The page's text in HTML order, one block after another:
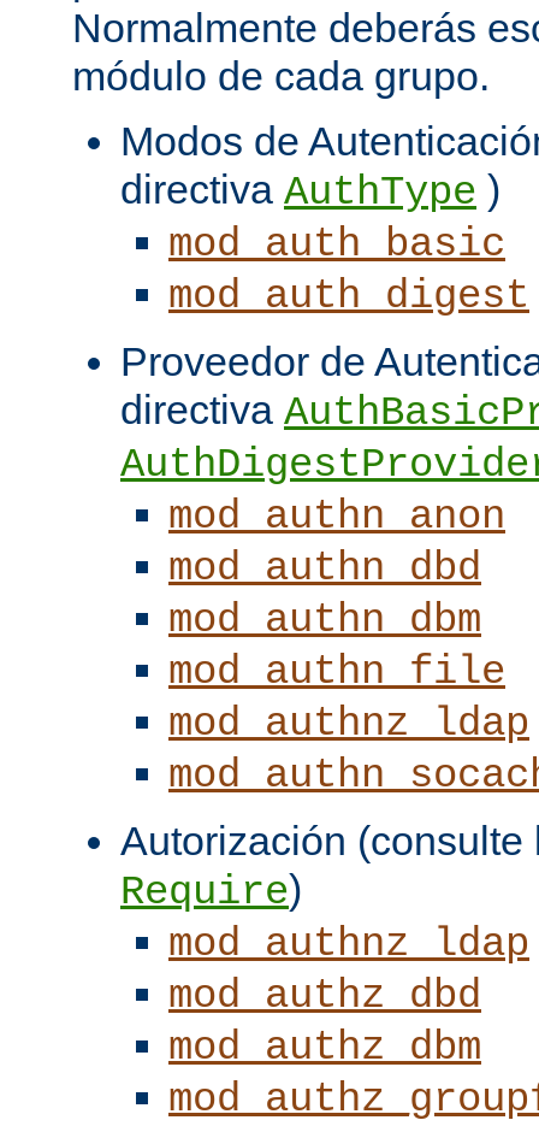
Normalmente deberás
módulo de cada grupo.
Modos de
directiva AuthType )
mod_auth_basic
mod_auth_digest
Proveedor de
directiva
mod_authn_anon
mod_authn_dbd
mod_authn_dbm
mod_authn_file
mod_authnz_ldap
Autorización (consulte
Require)
mod_authnz_ldap
mod_authz_dbd
mod_authz_dbm